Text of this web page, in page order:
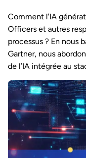
Comment l'IA
Officers et autres
processus ? En nous
Gartner, nous
de l’IA intégrée au